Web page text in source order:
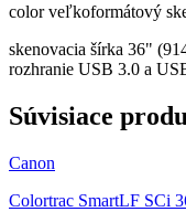
color veľkoformátový
skenovacia šírka 36"
rozhranie USB 3.0 a
Súvisiace
Canon
Colortrac SmartLF SCi